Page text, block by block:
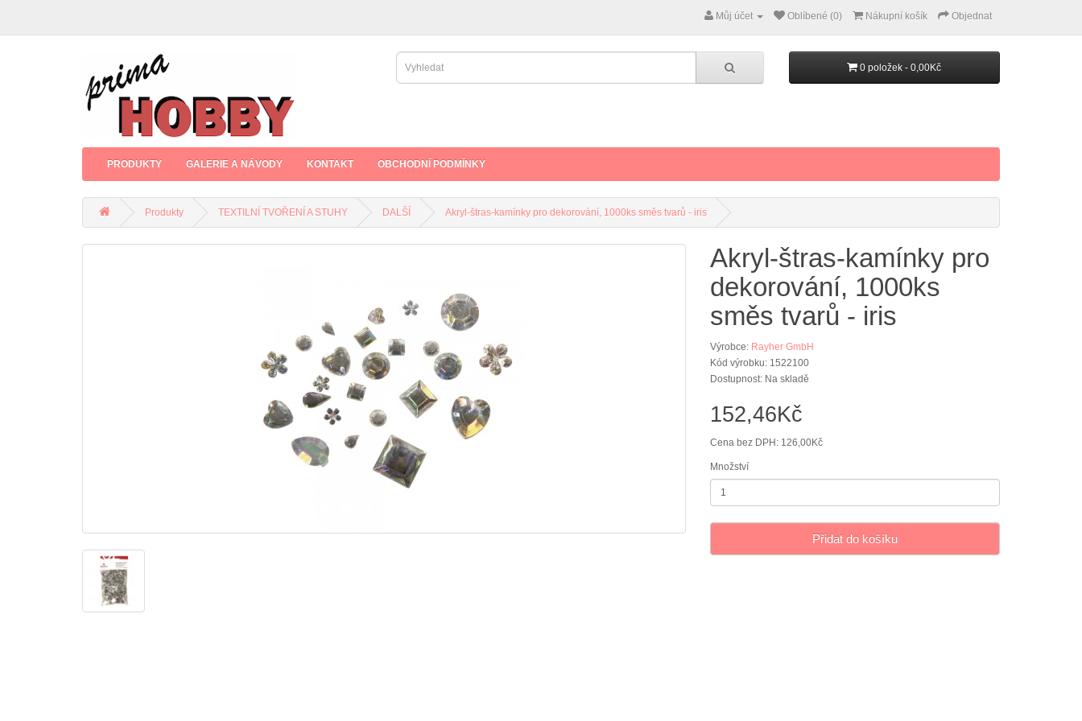
Můj účet Oblíbené (0) Nákupní košík Objednat
0 položek - 0,00Kč
PRODUKTY GALERIE A NÁVODY KONTAKT OBCHODNÍ PODMÍNKY
Produkty TEXTILNÍ TVOŘENÍ A STUHY DALŠÍ Akryl-štras-kamínky pro dekorování, 1000ks směs tvarů - iris
Akryl-štras-kamínky pro
dekorování, 1000ks
směs tvarů - iris
Výrobce: Rayher GmbH
Kód výrobku: 1522100
Dostupnost: Na skladě
152,46Kč
Cena bez DPH: 126,00Kč
Množství
Přidat do košíku